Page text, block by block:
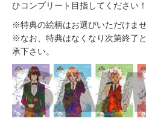
ひコンプリート目指してください！
※特典の絵柄はお選びいただけま
※なお、特典はなくなり次第終了
承下さい。